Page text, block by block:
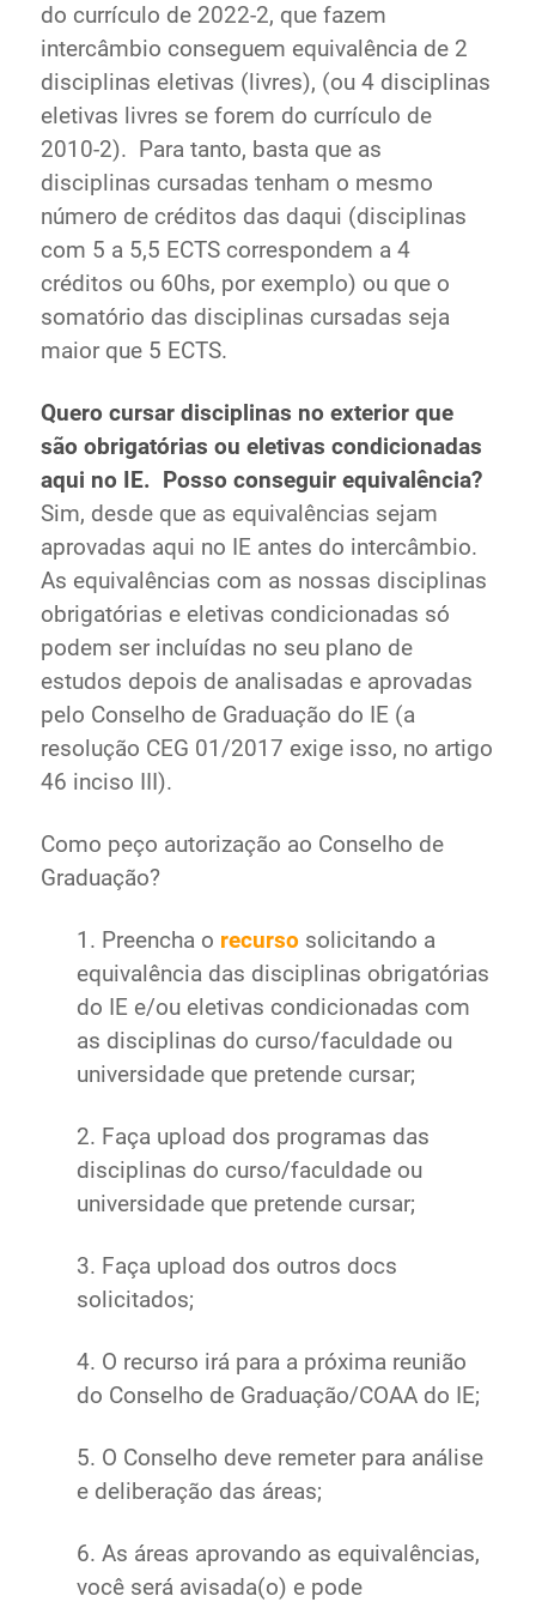
do currículo de 2022-2, que fazem
intercâmbio conseguem equivalência de 2
disciplinas eletivas (livres), (ou 4 disciplinas
eletivas livres se forem do currículo de
2010-2). Para tanto, basta que as
disciplinas cursadas tenham o mesmo
número de créditos das daqui (disciplinas
com 5 a 5,5 ECTS correspondem a 4
créditos ou 60hs, por exemplo) ou que o
somatório das disciplinas cursadas seja
maior que 5 ECTS.
Quero cursar disciplinas no exterior que
são obrigatórias ou eletivas condicionadas
aqui no IE. Posso conseguir equivalência?
Sim, desde que as equivalências sejam
aprovadas aqui no IE antes do intercâmbio.
As equivalências com as nossas disciplinas
obrigatórias e eletivas condicionadas só
podem ser incluídas no seu plano de
estudos depois de analisadas e aprovadas
pelo Conselho de Graduação do IE (a
resolução CEG 01/2017 exige isso, no artigo
46 inciso III).
Como peço autorização ao Conselho de
Graduação?
1. Preencha o recursosolicitando a
equivalência das disciplinas obrigatórias
do IE e/ou eletivas condicionadas com
as disciplinas do curso/faculdade ou
universidade que pretende cursar;
2. Faça upload dos programas das
disciplinas do curso/faculdade ou
universidade que pretende cursar;
3. Faça upload dos outros docs
solicitados;
4. O recurso irá para a próxima reunião
do Conselho de Graduação/COAA do IE;
5. O Conselho deve remeter para análise
e deliberação das áreas;
6. As áreas aprovando as equivalências,
você será avisada(o) e pode